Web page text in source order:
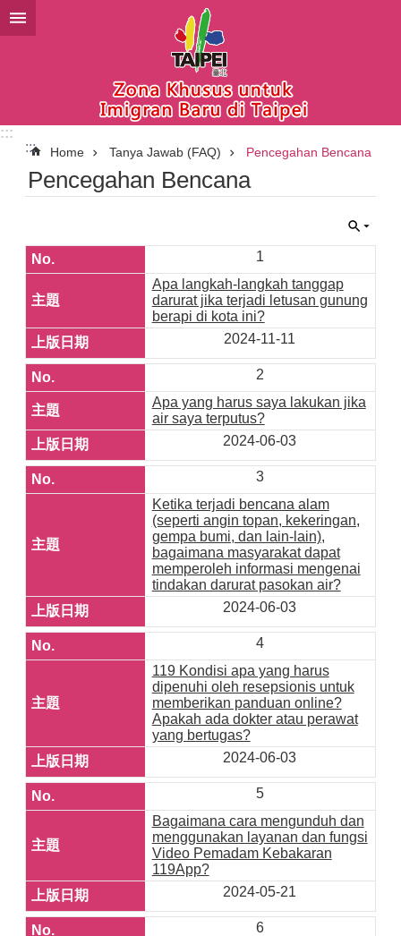
Lompat ke blok konten utama
:::
:::
Home Tanya Jawab (FAQ) Pencegahan Bencana
Pencegahan Bencana
1
Apa langkah-langkah tanggap
darurat jika terjadi letusan gunung
berapi di kota ini?
2024-11-11
2
Apa yang harus saya lakukan jika
air saya terputus?
2024-06-03
3
Ketika terjadi bencana alam
(seperti angin topan, kekeringan,
gempa bumi, dan lain-lain),
bagaimana masyarakat dapat
memperoleh informasi mengenai
tindakan darurat pasokan air?
2024-06-03
4
119 Kondisi apa yang harus
dipenuhi oleh resepsionis untuk
memberikan panduan online?
Apakah ada dokter atau perawat
yang bertugas?
2024-06-03
5
Bagaimana cara mengunduh dan
menggunakan layanan dan fungsi
Video Pemadam Kebakaran
119App?
2024-05-21
6